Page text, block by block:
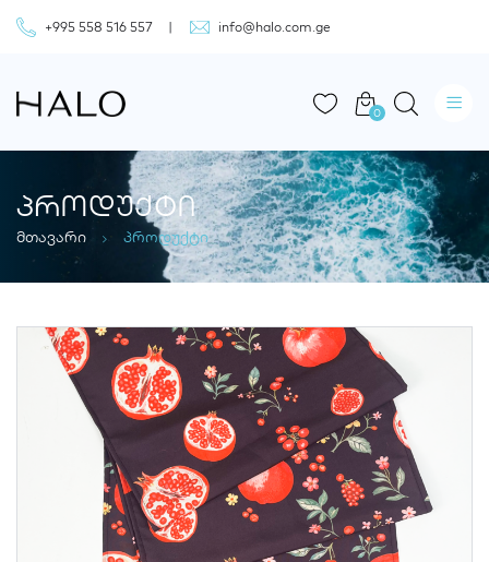
+995 558 516 557 info@halo.com.ge
0
ᲞᲠᲝᲓᲣᲥᲢᲘ
მთავარი პროდუქტი